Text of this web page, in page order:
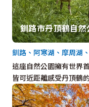
釧路市丹頂鶴自然
這座自然公園擁有世界
皆可近距離感受丹頂鶴
釧路、阿寒湖、摩周湖